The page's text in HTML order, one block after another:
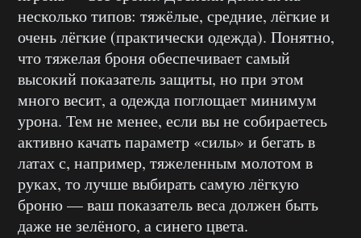
несколько типов: тяжёлые, средние, лёгкие и
очень лёгкие (практически одежда). Понятно,
что тяжелая броня обеспечивает самый
высокий показатель защиты, но при этом
много весит, а одежда поглощает минимум
урона. Тем не менее, если вы не собираетесь
активно качать параметр «силы» и бегать в
латах с, например, тяжеленным молотом в
руках, то лучше выбирать самую лёгкую
броню — ваш показатель веса должен быть
даже не зелёного, а синего цвета.